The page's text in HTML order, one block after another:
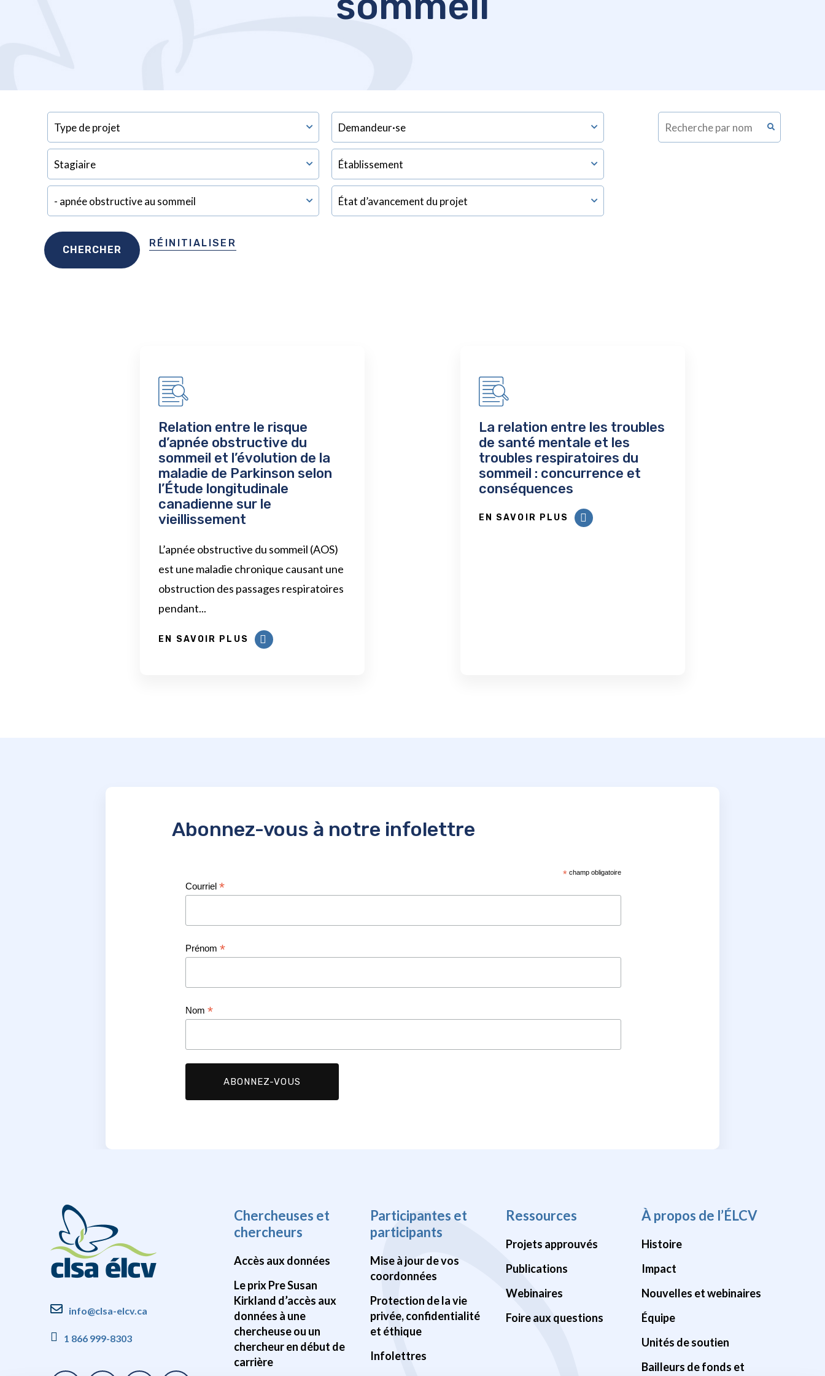
RÉINITIALISER
Relation entre le risque
d’apnée obstructive du
sommeil et l’évolution de la
maladie de Parkinson selon
l’Étude longitudinale
canadienne sur le
vieillissement
L’apnée obstructive du sommeil (AOS)
est une maladie chronique causant une
obstruction des passages respiratoires
pendant...
EN SAVOIR PLUS
La relation entre les troubles
de santé mentale et les
troubles respiratoires du
sommeil : concurrence et
conséquences
EN SAVOIR PLUS
Abonnez-vous à notre infolettre
* champ obligatoire
Courriel *
Prénom *
Nom *
info@clsa-elcv.ca
1 866 999-8303
Chercheuses et
chercheurs
Accès aux données
Le prix Pre Susan
Kirkland d’accès aux
données à une
chercheuse ou un
chercheur en début de
carrière
Participantes et
participants
Mise à jour de vos
coordonnées
Protection de la vie
privée, confidentialité
et éthique
Infolettres
Ressources
Projets approuvés
Publications
Webinaires
Foire aux questions
À propos de l’ÉLCV
Histoire
Impact
Nouvelles et webinaires
Équipe
Unités de soutien
Bailleurs de fonds et